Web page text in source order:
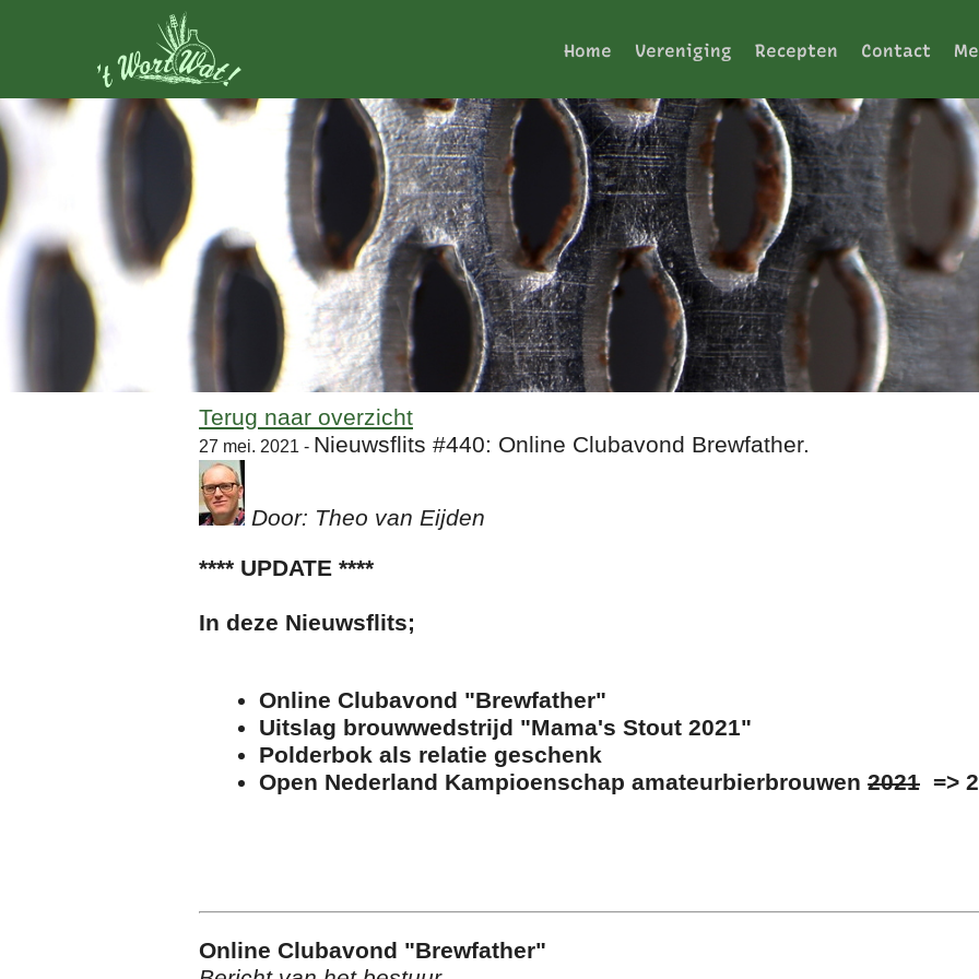
Terug naar overzicht
27 mei. 2021 - Nieuwsflits #440: Online Clubavond Brewfather.
Door: Theo van Eijden
**** UPDATE ****
In deze Nieuwsflits;
Online Clubavond "Brewfather"
Uitslag brouwwedstrijd "Mama's Stout 2021"
Polderbok als relatie geschenk
Open Nederland Kampioenschap amateurbierbrouwen 2021 =>
Online Clubavond "Brewfather"
Home Vereniging Recepten Contact